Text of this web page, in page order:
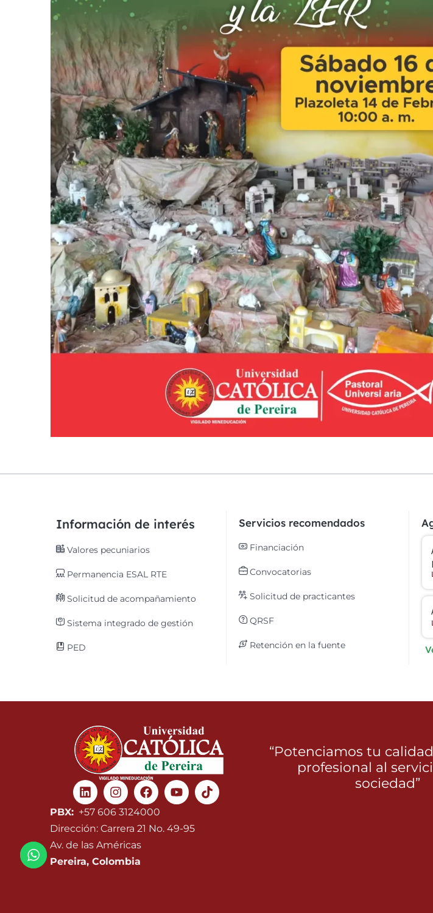
Información de interés
Valores pecuniarios
Permanencia ESAL RTE
Solicitud de acompañamiento
Sistema integrado de gestión
PED
Servicios recomendados
Financiación
Convocatorias
Solicitud de practicantes
QRSF
Retención en la fuente
LinkedinInstagram
Facebook
Youtube
PBX: +57 606 3124000
Dirección: Carrera 21 No. 49-95
Av. de las Américas
Pereira, Colombia
“Potenciamos tu
profesional al
sociedad”